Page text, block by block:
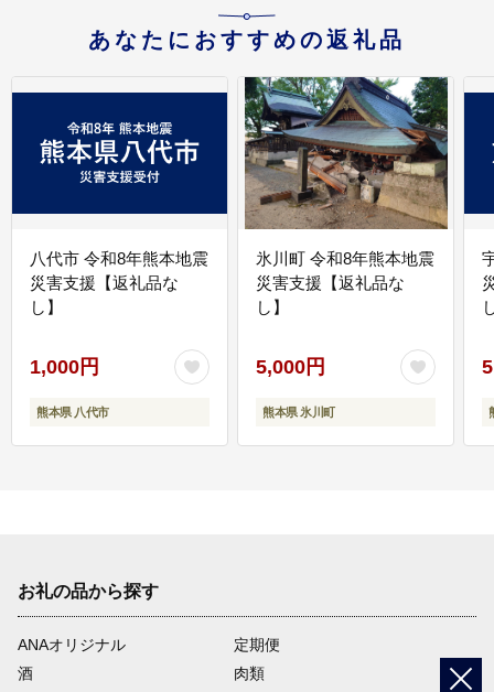
あなたにおすすめの返礼品
八代市 令和8年熊本地震
災害支援【返礼品な
し】
1,000円
熊本県 八代市
氷川町 令和8年熊本地震
災害支援【返礼品な
し】
5,000円
熊本県 氷川町
お礼の品から探す
ANAオリジナル
定期便
酒
肉類